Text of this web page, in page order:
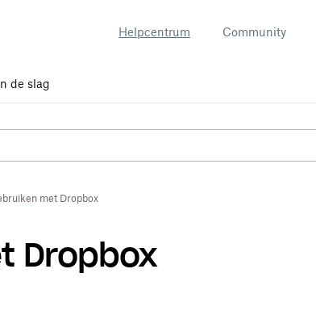
Helpcentrum Community
de slag
met Dropbox
Dropbox